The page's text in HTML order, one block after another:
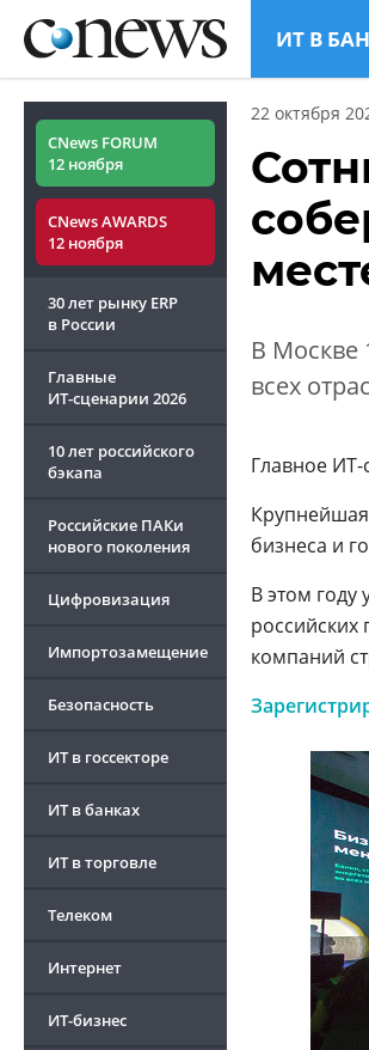
ИТ В
CNews FORUM
12 ноября
CNews AWARDS
12 ноября
30 лет рынку ERP
в России
Главные
ИТ-сценарии 2026
10 лет российского
бэкапа
Российские ПАКи
нового поколения
Цифровизация
Импортозамещение
Безопасность
ИТ в госсекторе
ИТ в банках
ИТ в торговле
Телеком
Интернет
ИТ-бизнес
22 октября
В Москве
всех
Главное ИТ-
бизнеса и
В этом году
российских
компаний